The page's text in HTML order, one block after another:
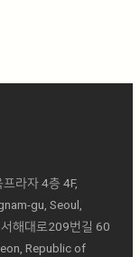
라자 4층 4F,
gu, Seoul,
해대로209번길 60
Republic of